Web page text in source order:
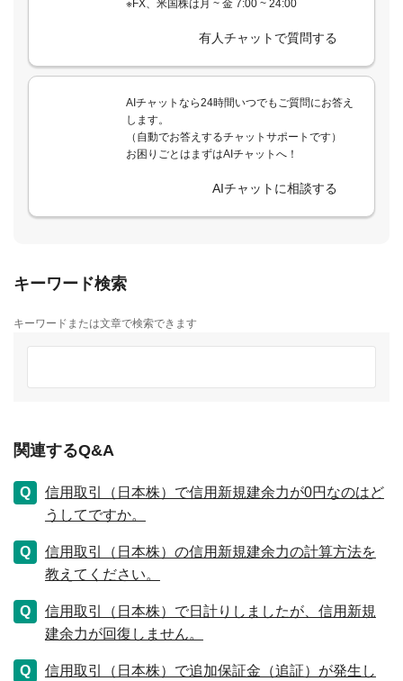
※FX、米国株は月 ~ 金 7:00 ~ 24:00
有人チャットで質問する
AIチャットなら24時間いつでもご質問にお答え
します。
（自動でお答えするチャットサポートです）
お困りごとはまずはAIチャットへ！
AIチャットに相談する
キーワード検索
キーワードまたは文章で検索できます
関連するQ&A
信用取引（日本株）で信用新規建余力が0円なのはど
うしてですか。
信用取引（日本株）の信用新規建余力の計算方法を
教えてください。
信用取引（日本株）で日計りしましたが、信用新規
建余力が回復しません。
信用取引（日本株）で追加保証金（追証）が発生し